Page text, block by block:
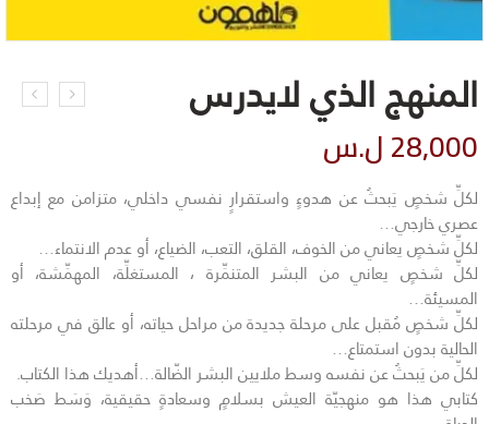
المنهج الذي لايدرس
28,000ل.س
لكلِّ شخصٍ يَبحثُ عن هدوءٍ واستقرارٍ نفسي داخلي، متزامن مع إبداع
عصري خارجي…
لكلِّ شخصٍ يعاني من الخوف، القلق، التعب، الضياع، أو عدم الانتماء…
لكلِّ شخصٍ يعاني من البشر المتنمِّرة ، المستغلِّة، المهمِّشة، أو
المسيئة…
لكلِّ شخصٍ مُقبل على مرحلة جديدة من مراحل حياته، أو عالق في مرحلته
الحالية بدون استمتاع…
لكلِّ من يَبحثُعن نفسه وسط ملايين البشر الضّالة…أهديك هذا الكتاب.
كتابي هذا هو منهجيّة العيش بسلامٍ وسعادةٍ حقيقية، وَسَط صَخب